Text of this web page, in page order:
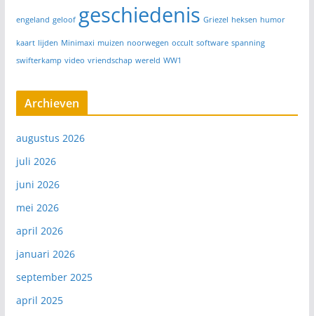
engeland geloof geschiedenis Griezel heksen humor
kaart lijden Minimaxi muizen noorwegen occult software spanning
swifterkamp video vriendschap wereld WW1
Archieven
augustus 2026
juli 2026
juni 2026
mei 2026
april 2026
januari 2026
september 2025
april 2025